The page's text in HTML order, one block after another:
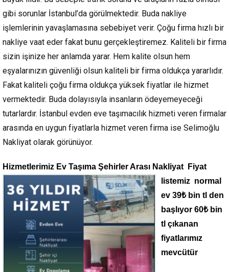
gibi sorunlar İstanbul’da görülmektedir. Buda nakliye
işlemlerinin yavaşlamasına sebebiyet verir. Çoğu firma hızlı bir
nakliye vaat eder fakat bunu gerçekleştiremez. Kaliteli bir firma
sizin işinize her anlamda yarar. Hem kalite olsun hem
eşyalarınızın güvenliği olsun kaliteli bir firma oldukça yararlıdır.
Fakat kaliteli çoğu firma oldukça yüksek fiyatlar ile hizmet
vermektedir. Buda dolayısıyla insanların ödeyemeyeceği
tutarlardır. İstanbul evden eve taşımacılık hizmeti veren firmalar
arasında en uygun fiyatlarla hizmet veren firma ise Selimoğlu
Nakliyat olarak görünüyor.
Hizmetlerimiz Ev Taşıma Şehirler Arası Nakliyat Fiyat
listemiz normal
ev 39₺ bin tl den
başlıyor 60₺ bin
tl çıkanan
fiyatlarımız
mevcütür